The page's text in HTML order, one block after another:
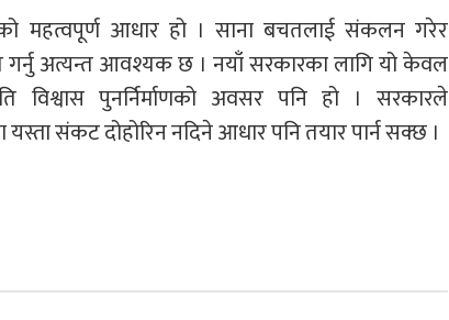
महत्वपूर्ण आधार हो । साना बचतलाई संकलन गरेर
गर्नु अत्यन्त आवश्यक छ । नयाँ सरकारका लागि यो केवल
विश्वास पुनर्निर्माणको अवसर पनि हो । सरकारले
संकट दोहोरिन नदिने आधार पनि तयार पार्न सक्छ ।